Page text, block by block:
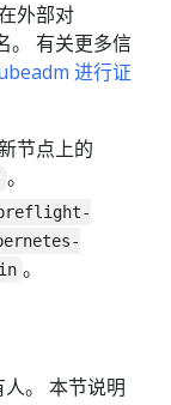
外部对
。 有关更多信
进行证
节点上的
。
。
。 本节说明